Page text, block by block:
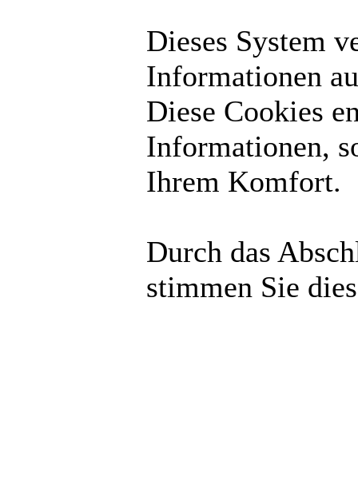
Dieses System
Informationen
Diese Cookies
Informationen,
Ihrem Komfort.
Durch das
stimmen Sie